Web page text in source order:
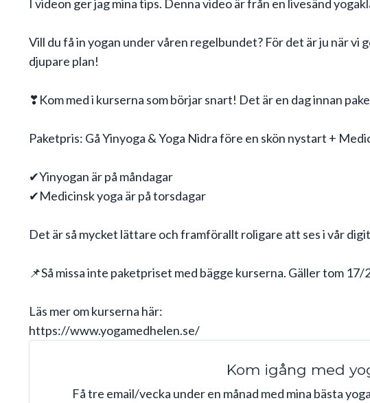
I videon ger jag mina tips. Denna video är från en livesänd
Vill du få in yogan under våren regelbundet? För det är ju när
djupare plan!
❣Kom med i kurserna som börjar snart! Det är en dag innan
Paketpris: Gå Yinyoga & Yoga Nidra före en skön nystart +
✔Yinyogan är på måndagar
✔Medicinsk yoga är på torsdagar
Det är så mycket lättare och framförallt roligare att ses i vår
📌Så missa inte paketpriset med bägge kurserna. Gäller tom 17/
Läs mer om kurserna här:
https://www.yogamedhelen.se/
Kom igång med
Få tre email/vecka under en månad med mina bästa